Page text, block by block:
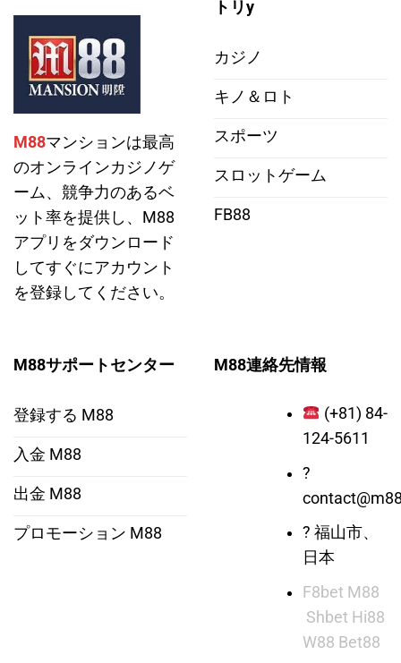
M88マンションは最高
のオンラインカジノゲ
ーム、競争力のあるベ
ット率を提供し、M88
アプリをダウンロード
してすぐにアカウント
を登録してください。
トリy
カジノ
キノ＆ロト
スポーツ
スロットゲーム
FB88
M88サポートセンター
登録する M88
入金 M88
出金 M88
プロモーション M88
M88連絡先情報
(+81) 84-
124-5611
?
? 福山市、
日本
F8bet M88
Shbet Hi88
W88 Bet88